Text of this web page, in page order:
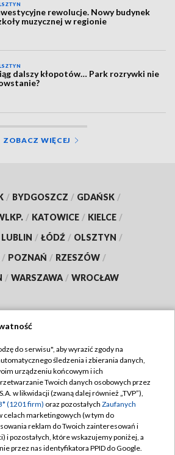
rewolucje. Nowy budynek
muzycznej w regionie
dalszy kłopotów… Park rozrywki nie
ZOBACZ WIĘCEJ
/ BYDGOSZCZ / GDAŃSK /
/ KATOWICE / KIELCE /
LUBLIN / ŁÓDŹ / OLSZTYN /
/ POZNAŃ / RZESZÓW /
/ WARSZAWA / WROCŁAW
TVP
TVP
Cyfrowa
Regulamin TVP
prywatności
Moje zgody
Pomoc
do serwisu", aby wyrazić zgody na
śledzenia i zbierania danych,
urządzeniu końcowym i ich
Twoich danych osobowych przez
w likwidacji (zwaną dalej również „TVP”),
(1201 firm) oraz pozostałych Zaufanych
celach marketingowych (w tym do
reklam do Twoich zainteresowań i
i pozostałych, które wskazujemy poniżej, a
przez nas identyfikatora PPID do Google.